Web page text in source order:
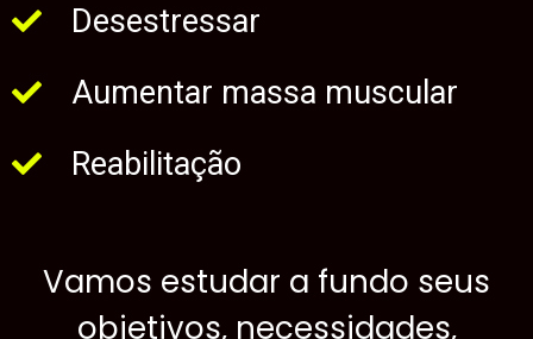
Desestressar
Aumentar massa muscular
Reabilitação
Vamos estudar a fundo seus
objetivos, necessidades,